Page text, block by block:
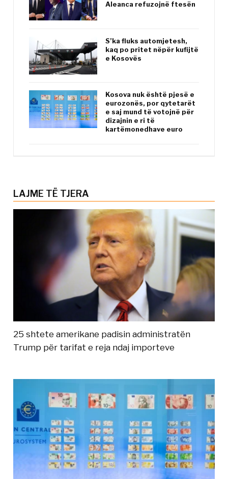
Aleanca refuzojnë ftesën
S’ka fluks automjetesh,
kaq po pritet nëpër kufijtë
e Kosovës
Kosova nuk është pjesë e
eurozonës, por qytetarët
e saj mund të votojnë për
dizajnin e ri të
kartëmonedhave euro
LAJME TË TJERA
25 shtete amerikane padisin administratën
Trump për tarifat e reja ndaj importeve